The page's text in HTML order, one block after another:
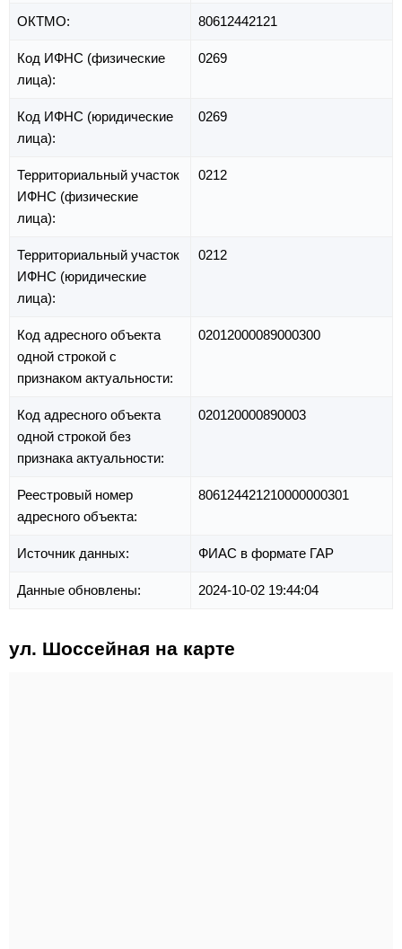
ОКТМО: 80612442121
Код ИФНС (физические
лица):
0269
Код ИФНС (юридические
лица):
0269
Территориальный участок
ИФНС (физические
лица):
0212
Территориальный участок
ИФНС (юридические
лица):
0212
Код адресного объекта
одной строкой с
признаком актуальности:
02012000089000300
Код адресного объекта
одной строкой без
признака актуальности:
020120000890003
Реестровый номер
адресного объекта:
806124421210000000301
Источник данных: ФИАС в формате ГАР
Данные обновлены: 2024-10-02 19:44:04
ул. Шоссейная на карте